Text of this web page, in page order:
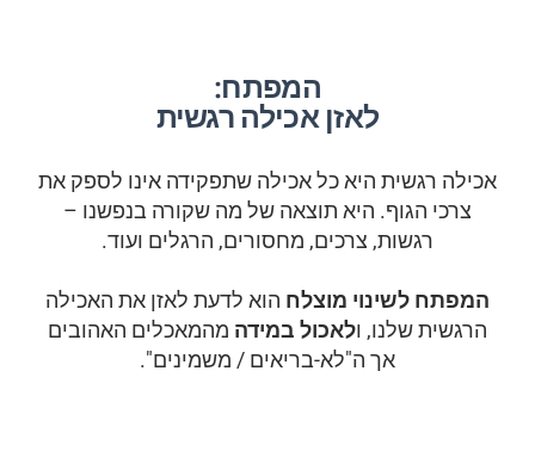
המפתח:
לאזן אכילה רגשית
אכילה רגשית היא כל אכילה שתפקידה אינו לספק את
צרכי הגוף. היא תוצאה של מה שקורה בנפשנו –
רגשות, צרכים, מחסורים, הרגלים ועוד.
המפתח לשינוי מוצלח הוא לדעת לאזן את האכילה
הרגשית שלנו, ולאכול במידה מהמאכלים האהובים
אך ה"לא-בריאים / משמינים".